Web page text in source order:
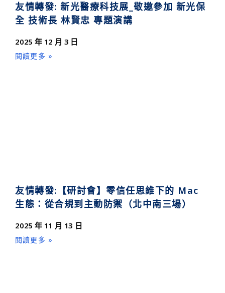
友情轉發: 新光醫療科技展_敬邀參加 新光保
全 技術長 林賢忠 專題演講
2025 年 12 月 3 日
閱讀更多 »
友情轉發:【研討會】零信任思維下的 Mac
生態：從合規到主動防禦（北中南三場）
2025 年 11 月 13 日
閱讀更多 »